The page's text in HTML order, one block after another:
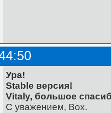
Ура!
Stable версия!
Vitaly, большое
С уважением, Box.